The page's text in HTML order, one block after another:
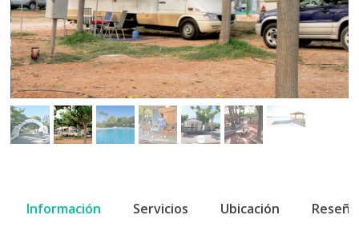
Información Servicios Ubicación